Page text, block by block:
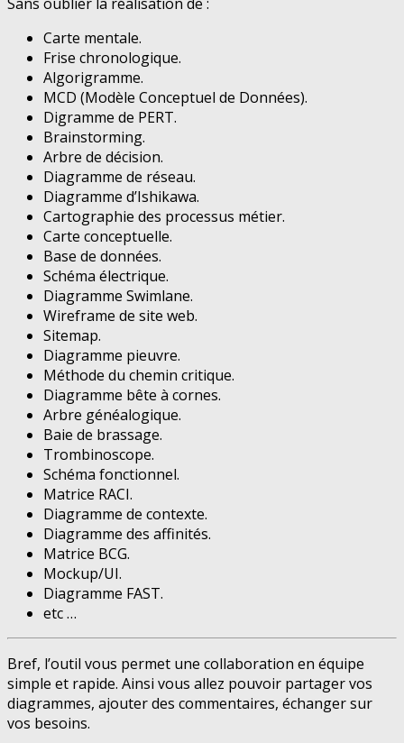
Sans oublier la réalisation de :
Carte mentale.
Frise chronologique.
Algorigramme.
MCD (Modèle Conceptuel de Données).
Digramme de PERT.
Brainstorming.
Arbre de décision.
Diagramme de réseau.
Diagramme d’Ishikawa.
Cartographie des processus métier.
Carte conceptuelle.
Base de données.
Schéma électrique.
Diagramme Swimlane.
Wireframe de site web.
Sitemap.
Diagramme pieuvre.
Méthode du chemin critique.
Diagramme bête à cornes.
Arbre généalogique.
Baie de brassage.
Trombinoscope.
Schéma fonctionnel.
Matrice RACI.
Diagramme de contexte.
Diagramme des affinités.
Matrice BCG.
Mockup/UI.
Diagramme FAST.
etc …
Bref, l’outil vous permet une collaboration en équipe
simple et rapide. Ainsi vous allez pouvoir partager vos
diagrammes, ajouter des commentaires, échanger sur
vos besoins.